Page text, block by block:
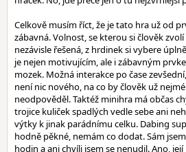
Celkově musím říct, že je tato hra už od
zábavná. Volnost, se kterou si člověk
nezávisle řešená, z hrdinek si vybere
je nejen motivujícím, ale i zábavným
mozek. Možná interakce po čase
není nic nového, na co by člověk už
neodpověděl. Taktéž minihra má občas
trojice kuliček spadlých vedle sebe ani
výtky k jinak parádnímu celku. Dabing
hodně pěkné, nemám co dodat. Sám
hodin a ani chvíli jsem se nenudil. Ano,